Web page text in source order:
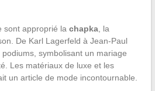
sont approprié la chapka, la
De Karl Lagerfeld à Jean-Paul
symbolisant un mariage
Les matériaux de luxe et les
un article de mode incontournable.